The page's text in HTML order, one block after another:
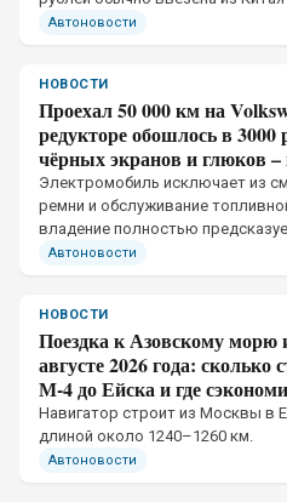
каналам, тогда как Jaecoo J7,
Автоновости
НОВОСТИ
Проехал 50 000 км на
редукторе обошлось в
чёрных экранов и глюков
Электромобиль исключает из
ремни и обслуживание
владение полностью
пробегом 50 тыс. км
Автоновости
НОВОСТИ
Поездка к Азовскому
августе 2026 года: сколько
М-4 до Ейска и где
Навигатор строит из Москвы в
длиной около 1240–1260 км.
Автоновости